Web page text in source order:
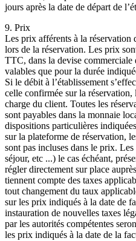
jours après la date de départ de
9. Prix
Les prix afférents à la réservation
lors de la réservation. Les prix
TTC, dans la devise commerciale
valables que pour la durée
Si le débit à l’établissement
celle confirmée sur la réservation,
charge du client. Toutes les
sont payables dans la monnaie
dispositions particulières
sur la plateforme de réservation,
sont pas incluses dans le prix.
séjour, etc ...) le cas échéant,
régler directement sur place
tiennent compte des taxes
tout changement du taux
sur les prix indiqués à la date de
instauration de nouvelles taxes
par les autorités compétentes
les prix indiqués à la date de la